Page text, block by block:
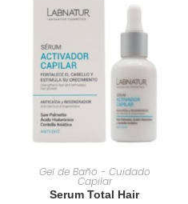
AÑADIR AL CARRITO
Gel de Baño - Cuidado
Capilar
Serum Total Hair